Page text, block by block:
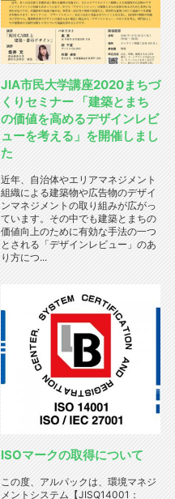
JIA市民大学講座2020まちづ
くりセミナー 「建築とまち
の価値を高めるデザインレビ
ューを考える」を開催しまし
た
近年、自治体やエリアマネジメント
組織による建築物や広告物のデザイ
ンマネジメントの取り組みが広がっ
ています。その中でも建築とまちの
価値向上のために有効な手法の一つ
とされる「デザインレビュー」のあ
り方につ...
ISOマークの取得について
この度、アルパックは、環境マネジ
メントシステム【JISQ14001：